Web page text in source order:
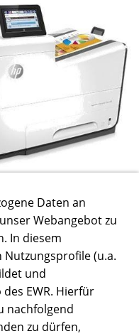
Daten an
Webangebot zu
In diesem
(u.a.
und
EWR. Hierfür
nachfolgend
zu dürfen,